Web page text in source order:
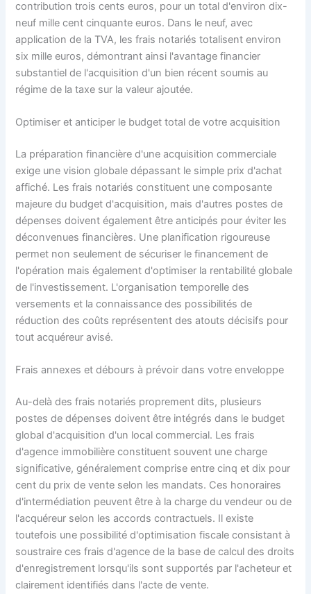
contribution trois cents euros, pour un total d'environ dix-
neuf mille cent cinquante euros. Dans le neuf, avec
application de la TVA, les frais notariés totalisent environ
six mille euros, démontrant ainsi l'avantage financier
substantiel de l'acquisition d'un bien récent soumis au
régime de la taxe sur la valeur ajoutée.
Optimiser et anticiper le budget total de votre acquisition
La préparation financière d'une acquisition commerciale
exige une vision globale dépassant le simple prix d'achat
affiché. Les frais notariés constituent une composante
majeure du budget d'acquisition, mais d'autres postes de
dépenses doivent également être anticipés pour éviter les
déconvenues financières. Une planification rigoureuse
permet non seulement de sécuriser le financement de
l'opération mais également d'optimiser la rentabilité globale
de l'investissement. L'organisation temporelle des
versements et la connaissance des possibilités de
réduction des coûts représentent des atouts décisifs pour
tout acquéreur avisé.
Frais annexes et débours à prévoir dans votre enveloppe
Au-delà des frais notariés proprement dits, plusieurs
postes de dépenses doivent être intégrés dans le budget
global d'acquisition d'un local commercial. Les frais
d'agence immobilière constituent souvent une charge
significative, généralement comprise entre cinq et dix pour
cent du prix de vente selon les mandats. Ces honoraires
d'intermédiation peuvent être à la charge du vendeur ou de
l'acquéreur selon les accords contractuels. Il existe
toutefois une possibilité d'optimisation fiscale consistant à
soustraire ces frais d'agence de la base de calcul des droits
d'enregistrement lorsqu'ils sont supportés par l'acheteur et
clairement identifiés dans l'acte de vente.